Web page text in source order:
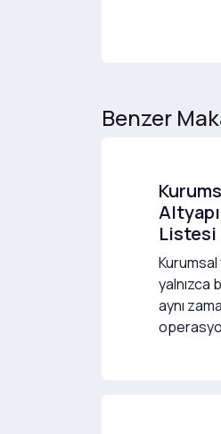
Benzer
Listesi
yalnızca
aynı